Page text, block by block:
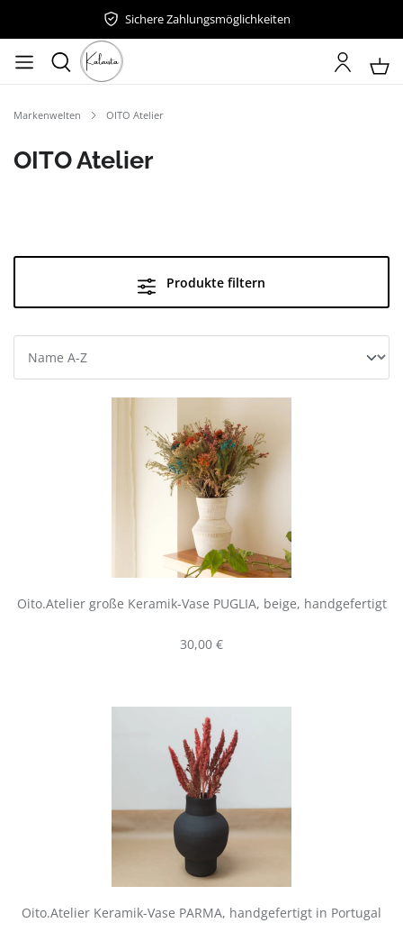
Sichere Zahlungsmöglichkeiten
Markenwelten OITO Atelier
OITO Atelier
Produkte filtern
Oito.Atelier große Keramik-Vase PUGLIA, beige, handgefertigt
Regulärer Preis:
30,00 €
Oito.Atelier Keramik-Vase PARMA, handgefertigt in Portugal